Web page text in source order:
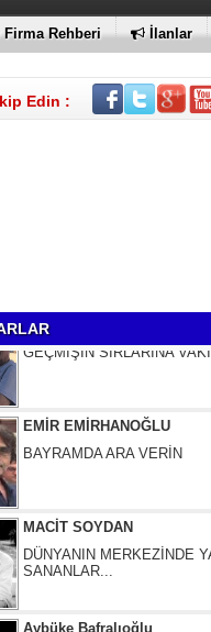
Firma Rehberi İlanlar
Edin :
SANANLAR...
Aybüke Bafralıoğlu